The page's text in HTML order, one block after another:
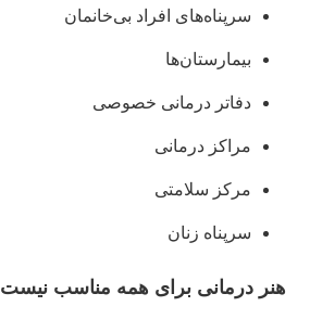
سرپناه‌های افراد بی‌خانمان
بیمارستان‌ها
دفاتر درمانی خصوصی
مراکز درمانی
مرکز سلامتی
سرپناه زنان
هنر درمانی برای همه مناسب نیست